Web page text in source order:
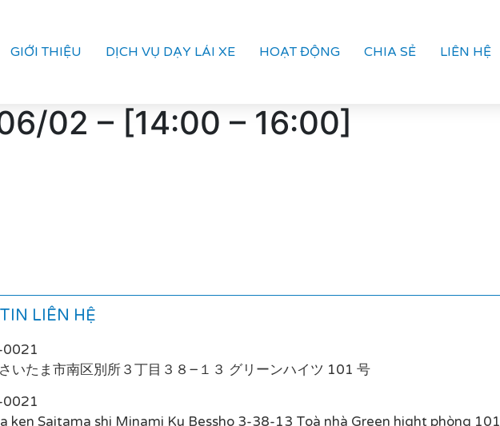
GIỚI THIỆU DỊCH VỤ DẠY LÁI XE HOẠT ĐỘNG CHIA SẺ LIÊN HỆ
02 – [14:00 – 16:00]
LIÊN HỆ
0021
いたま市南区別所３丁目３８−１３ グリーンハイツ 101 号
0021
ken Saitama shi Minami Ku Bessho 3-38-13 Toà nhà Green hight phòng 101